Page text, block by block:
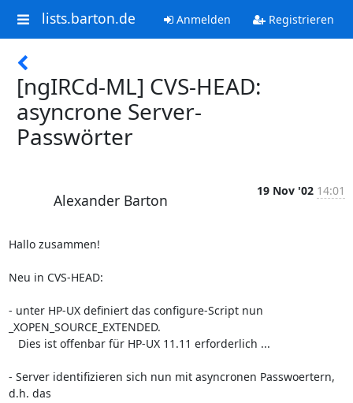
lists.barton.de Anmelden Registrieren
[ngIRCd-ML] CVS-HEAD:
asyncrone Server-
Passwörter
Alexander Barton
19 Nov '02 14:01
Hallo zusammen!
Neu in CVS-HEAD:
- unter HP-UX definiert das configure-Script nun
_XOPEN_SOURCE_EXTENDED.
- Server identifizieren sich nun mit asyncronen Passwoertern,
d.h. das